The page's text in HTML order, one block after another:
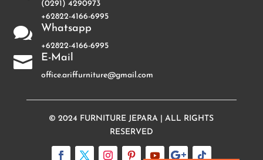
(0291) 4290973
+62822-4166-6995
 Whatsapp
+62822-4166-6995
 E-Mail
office.ariffurniture@gmail.com
© 2024 FURNITURE JEPARA | ALL RIGHTS
RESERVED